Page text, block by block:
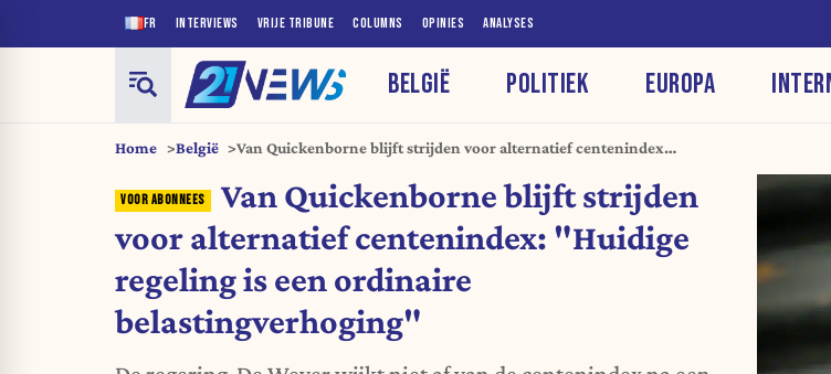
FR INTERVIEWS VRIJE TRIBUNE COLUMNS OPINIES ANALYSES
BELGIË POLITIEK EUROPA
Home België
Van Quickenborne blijft strijden voor alternatief centenindex:
Van Quickenborne blijft strijden
voor alternatief centenindex: "Huidige
regeling is een ordinaire
belastingverhoging"